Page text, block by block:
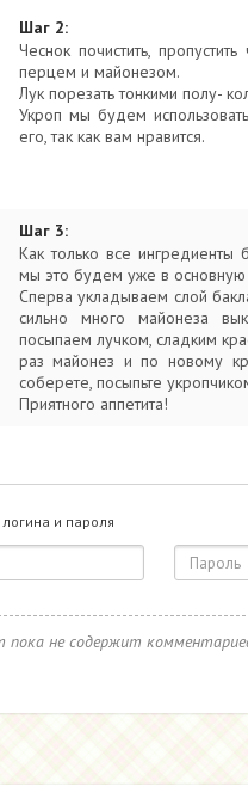
Шаг 2:
Чеснок почистить,
перцем и майонезом.
Лук порезать тонкими полу-
Укроп мы будем
его, так как вам нравится.
Шаг 3:
Как только все ингредиенты
мы это будем уже в основную
Сперва укладываем слой
сильно много майонеза
посыпаем лучком, сладким
раз майонез и по новому
соберете, посыпьте
Приятного аппетита!
и пароля
пока не содержит